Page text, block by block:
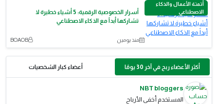
أتمتة الأعمال والذكاء
الاصطناعي
أسرار الخصوصية الرقمية: 5 أشياء خطيرة لا
تشاركها أبداً مع الذكاء الاصطناعي
منذ يومين BOAOB
أكثر الأعضاء ربح في آخر 30 يومًا أعضاء كبار الشخصيات
NBT bloggers
المستخدم أخفى الأرباح